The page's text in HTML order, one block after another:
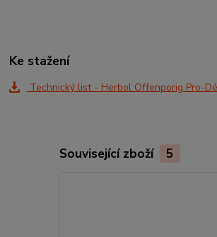
Ke stažení
Technický list - Herbol Offenporig Pro-
Související zboží 5